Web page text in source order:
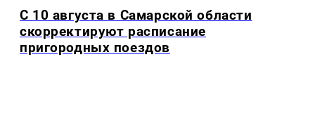
С 10 августа в Самарской области
скорректируют расписание
пригородных поездов